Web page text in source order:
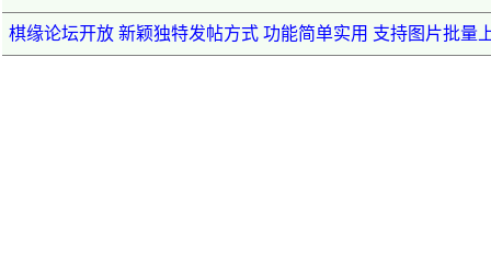
棋缘论坛开放 新颖独特发帖方式 功能简单实用 支持图片批量